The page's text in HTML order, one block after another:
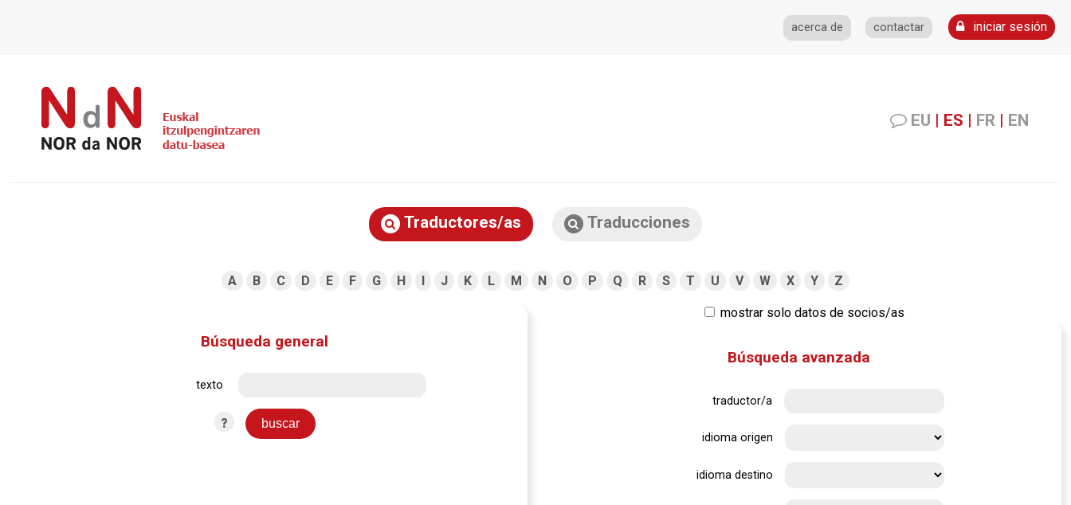
acerca de contactar iniciar sesión
EU | ES | FR | EN
Traductores/as Traducciones
A B C D E F G H I J K L M N O P Q R S T U V W X Y Z
mostrar solo datos de socios/as
Búsqueda general
texto
?
Búsqueda avanzada
traductor/a
idioma origen
idioma destino